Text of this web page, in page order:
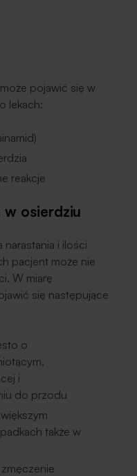
pojawić się w
lekach:
reakcje
w osierdziu
i ilości
pacjent może nie
W miarę
się następujące
o
i
do przodu
także w